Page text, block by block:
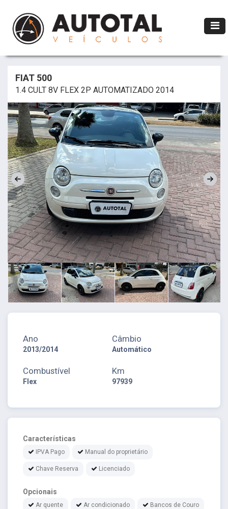
FIAT 500
1.4 CULT 8V FLEX 2P AUTOMATIZADO 2014
Ano
2013/2014
Câmbio
Automático
Combustível
Flex
Km
97939
Características
IPVA Pago Manual do proprietário
Chave Reserva Licenciado
Opcionais
Ar quente Ar condicionado Bancos de Couro